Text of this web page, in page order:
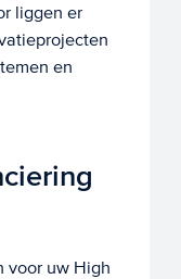
liggen er
en
voor uw High